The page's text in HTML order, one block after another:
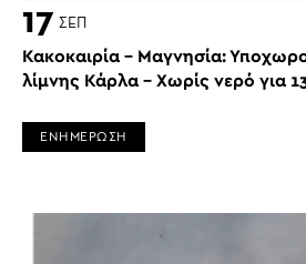
17 ΣΕΠ
Κακοκαιρία – Μαγνησία:
λίμνης Κάρλα – Χωρίς νερό για
ΕΝΗΜΕΡΩΣΗ